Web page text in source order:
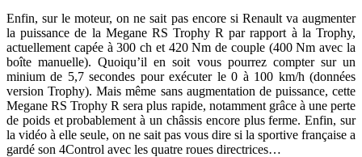
Enfin, sur le moteur, on ne sait pas encore si Renault va augmenter
la puissance de la Megane RS Trophy R par rapport à la Trophy,
actuellement capée à 300 ch et 420 Nm de couple (400 Nm avec la
boîte manuelle). Quoiqu’il en soit vous pourrez compter sur un
minium de 5,7 secondes pour exécuter le 0 à 100 km/h (données
version Trophy). Mais même sans augmentation de puissance, cette
Megane RS Trophy R sera plus rapide, notamment grâce à une perte
de poids et probablement à un châssis encore plus ferme. Enfin, sur
la vidéo à elle seule, on ne sait pas vous dire si la sportive française a
gardé son 4Control avec les quatre roues directrices…